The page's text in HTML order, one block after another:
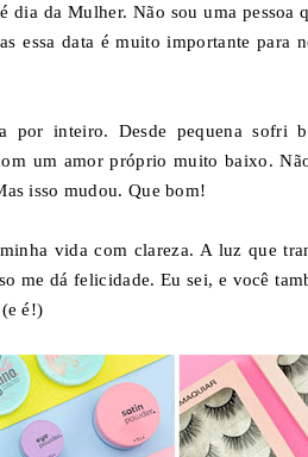
dia da Mulher. Não sou uma pessoa
essa data é muito importante
por inteiro. Desde pequena sofri
um amor próprio muito baixo.
isso mudou. Que bom!
vida com clareza. A luz que
me dá felicidade. Eu sei, e você
é!)